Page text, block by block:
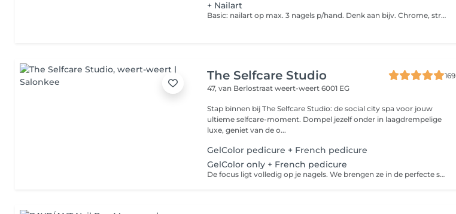
+ Nailart
Basic: nailart op max. 3 nagels p/hand. Denk aan bijv. Chrome, streepjes, stempels, enz. Advanced: nailart op alle nagels. Bijv. Handgeschilderde bloemen, meed complexe designs.
The Selfcare Studio
169
47, van Berlostraatweert-weert 6001 EG
Stap binnen bij The Selfcare Studio: de social city spa voor jouw
ultieme selfcare-moment. Dompel jezelf onder in laagdrempelige
luxe, geniet van de o...
GelColor pedicure + French pedicure
GelColor only + French pedicure
De focus ligt volledig op je nagels. We brengen ze in de perfecte shape en verzorgen de nagelriemen. Daarna brengen we een gel polish en french manicure aan in je favoriete kleur